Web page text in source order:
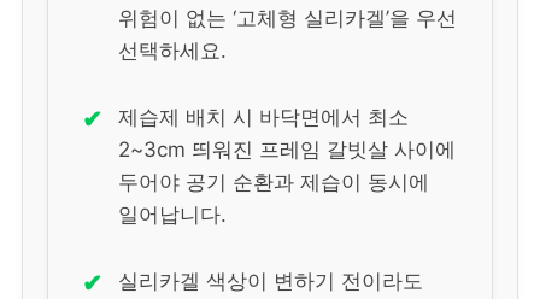
위험이 없는 ‘고체형 실리카겔’을 우선
선택하세요.
✔
제습제 배치 시 바닥면에서 최소
2~3cm 띄워진 프레임 갈빗살 사이에
두어야 공기 순환과 제습이 동시에
일어납니다.
✔
실리카겔 색상이 변하기 전이라도